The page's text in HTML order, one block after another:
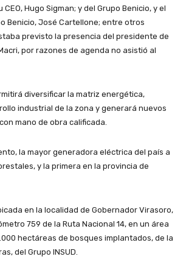
Hugo Sigman; y del Grupo Benicio, y el
Benicio, José Cartellone; entre otros
previsto la presencia del presidente de
por razones de agenda no asistió al
diversificar la matriz energética,
industrial de la zona y generará nuevos
mano de obra calificada.
la mayor generadora eléctrica del país a
y la primera en la provincia de
en la localidad de Gobernador Virasoro,
759 de la Ruta Nacional 14, en un área
hectáreas de bosques implantados, de la
del Grupo INSUD.